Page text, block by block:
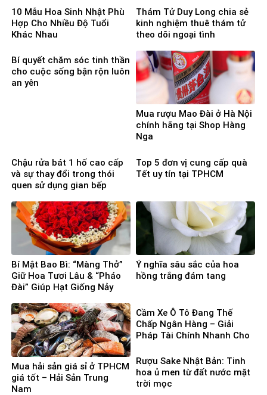
10 Mẫu Hoa Sinh Nhật Phù
Hợp Cho Nhiều Độ Tuổi
Khác Nhau
Thám Tử Duy Long chia sẻ
kinh nghiệm thuê thám tử
theo dõi ngoại tình
Bí quyết chăm sóc tinh thần
cho cuộc sống bận rộn luôn
an yên
Mua rượu Mao Đài ở Hà Nội
chính hãng tại Shop Hàng
Nga
Chậu rửa bát 1 hố cao cấp
và sự thay đổi trong thói
quen sử dụng gian bếp
Top 5 đơn vị cung cấp quà
Tết uy tín tại TPHCM
Bí Mật Bao Bì: “Màng Thở”
Giữ Hoa Tươi Lâu & “Pháo
Đài” Giúp Hạt Giống Nảy
Ý nghĩa sâu sắc của hoa
hồng trắng đám tang
Mua hải sản giá sỉ ở TPHCM
giá tốt – Hải Sản Trung
Nam
Cầm Xe Ô Tô Đang Thế
Chấp Ngân Hàng – Giải
Pháp Tài Chính Nhanh Cho
Rượu Sake Nhật Bản: Tinh
hoa ủ men từ đất nước mặt
trời mọc